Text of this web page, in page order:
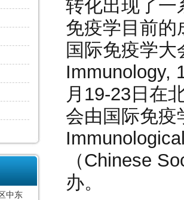
中东
转化出现了一
免疫学目前的
国际免疫学
Immunology,
月19-23日在
会由国际免疫
（Chinese
办。